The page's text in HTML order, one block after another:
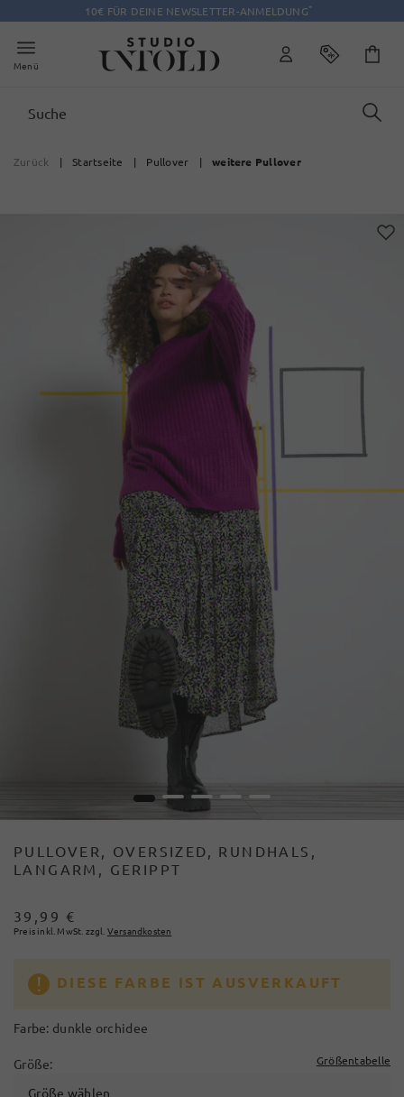
10€ FÜR DEINE NEWSLETTER-ANMELDUNG*
Menü
Zurück | Startseite | Pullover | weitere Pullover
1 2 3 4 5
PULLOVER, OVERSIZED, RUNDHALS,
LANGARM, GERIPPT
39,99 €
Preis inkl. MwSt. zzgl. Versandkosten
DIESE FARBE IST AUSVERKAUFT
Farbe: dunkle orchidee
Größe: Größentabelle
Größe wählen